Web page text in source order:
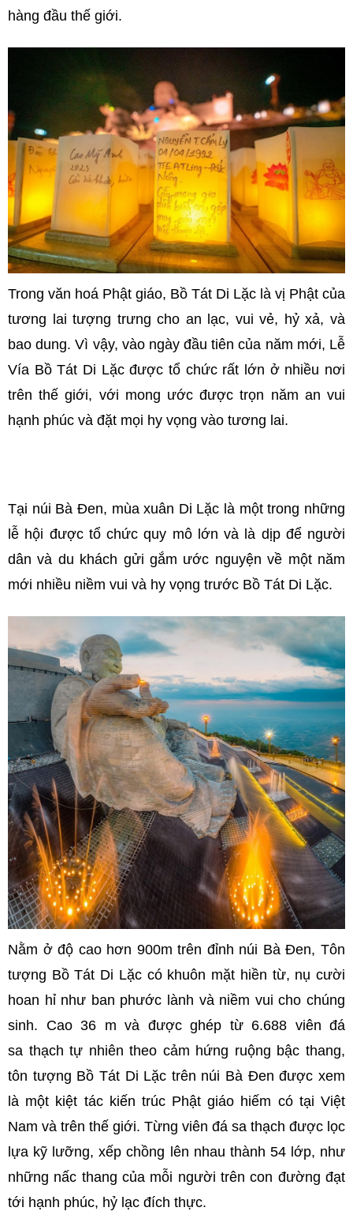
hàng đầu thế giới.
Trong văn hoá Phật giáo, Bồ Tát Di Lặc là vị Phật của
tương lai tượng trưng cho an lạc, vui vẻ, hỷ xả, và
bao dung. Vì vậy, vào ngày đầu tiên của năm mới, Lễ
Vía Bồ Tát Di Lặc được tổ chức rất lớn ở nhiều nơi
trên thế giới, với mong ước được trọn năm an vui
hạnh phúc và đặt mọi hy vọng vào tương lai.
Tại núi Bà Đen, mùa xuân Di Lặc là một trong những
lễ hội được tổ chức quy mô lớn và là dịp để người
dân và du khách gửi gắm ước nguyện về một năm
mới nhiều niềm vui và hy vọng trước Bồ Tát Di Lặc.
Nằm ở độ cao hơn 900m trên đỉnh núi Bà Đen, Tôn
tượng Bồ Tát Di Lặc có khuôn mặt hiền từ, nụ cười
hoan hỉ như ban phước lành và niềm vui cho chúng
sinh. Cao 36 m và được ghép từ 6.688 viên đá
sa thạch tự nhiên theo cảm hứng ruộng bậc thang,
tôn tượng Bồ Tát Di Lặc trên núi Bà Đen được xem
là một kiệt tác kiến trúc Phật giáo hiếm có tại Việt
Nam và trên thế giới. Từng viên đá sa thạch được lọc
lựa kỹ lưỡng, xếp chồng lên nhau thành 54 lớp, như
những nấc thang của mỗi người trên con đường đạt
tới hạnh phúc, hỷ lạc đích thực.